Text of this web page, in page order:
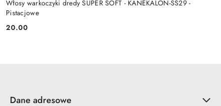
Włosy warkoczyki dredy SUPER SOFT - KANEKALON-SS29 -
Pistacjowe
Cena:
20.00
Dane adresowe